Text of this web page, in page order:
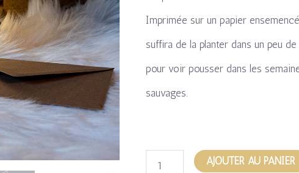
Imprimée sur un papier
suffira de la planter dans un peu
pour voir pousser dans les
sauvages.
Carte
double
AJOUTER AU PANIER